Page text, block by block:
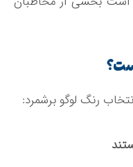
رنگ لوگو برشمرد: